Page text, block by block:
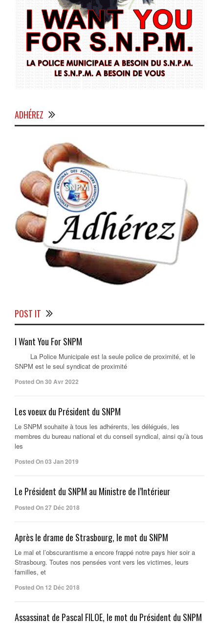
ADHÉREZ
POST IT
I Want You For SNPM
La Police Municipale est la seule police de proximité, et le
SNPM est le seul syndicat de proximité
Posted On 30 Avr 2022
Les voeux du Président du SNPM
Le SNPM souhaite à tous les adhérents, les délégués, les
membres du bureau national et du conseil syndical, ainsi qu’à tous
les
Posted On 03 Jan 2019
Le Président du SNPM au Ministre de l’Intérieur
Posted On 27 Déc 2018
Après le drame de Strasbourg, le mot du SNPM
Le mal et l’obscurantisme a encore frappé notre pays hier soir a
Strasbourg. Toutes nos pensées vont vers les victimes, leurs
familles, et
Posted On 12 Déc 2018
Assassinat de Pascal FILOE, le mot du Président du SNPM